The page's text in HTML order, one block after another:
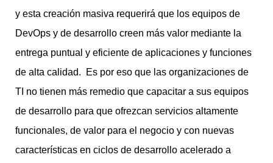
y esta creación masiva requerirá que los equipos de
DevOps y de desarrollo creen más valor mediante la
entrega puntual y eficiente de aplicaciones y funciones
de alta calidad. Es por eso que las organizaciones de
TI no tienen más remedio que capacitar a sus equipos
de desarrollo para que ofrezcan servicios altamente
funcionales, de valor para el negocio y con nuevas
características en ciclos de desarrollo acelerado a